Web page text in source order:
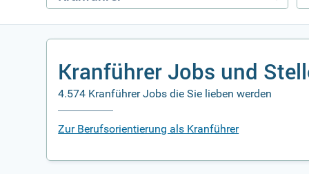
Kranführer Jobs und
4.574 Kranführer Jobs die Sie lieben werden
Zur Berufsorientierung als Kranführer